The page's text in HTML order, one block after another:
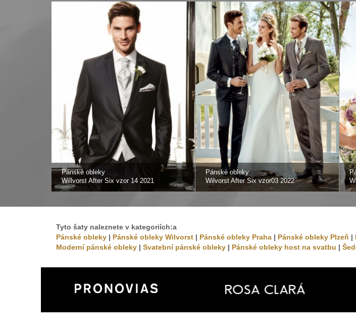
Pánské obleky
Willvorst After Six vzor 14 2021
Pánské obleky
Wilvorst After Six vzor03 2022
Tyto šaty naleznete v kategoriích:a
Pánské obleky | Pánské obleky Wilvorst | Pánské obleky Praha | Pánské obleky Plzeň |
Moderní pánské obleky | Svatební pánské obleky | Pánské obleky host na svatbu |